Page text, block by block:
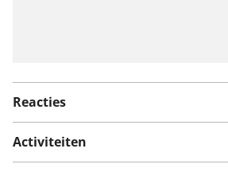
Reacties
Activiteiten